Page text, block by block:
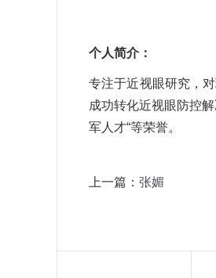
个人简介：
专注于近视眼研究，
成功转化近视眼防控
军人才“等荣誉。
上一篇： 张媚